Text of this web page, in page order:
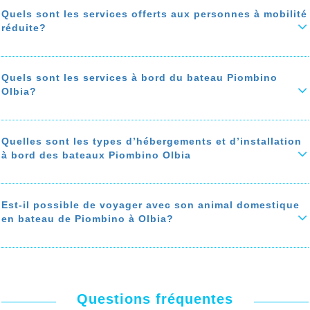
conseillée.
Si le prix du billet est important, la souscription à une assurance
l'assurance d’annulation du voyage Piombino Olbia en bateau?'
Quels sont les services offerts aux personnes à mobilité
réduite?
Les bateaux de la traversée Piombino Olbia sont équipés
Des fauteuils roulants sont à votre disposition gratuitement pour
accéder à votre cabine.
mobilité réduite?'
Quels sont les services à bord du bateau Piombino
Olbia?
Parmi les services à bord du bateau Piombino Olbia: restaurant,
de jeux pour enfant, salle de prière, zone fumeur,
En savoir plus sur 'Quels sont les services à bord du bateau
Quelles sont les types d’hébergements et d’installation
à bord des bateaux Piombino Olbia
Parmi les types d’hébergements disponibles à bord du bateau
chambres privées ou partagées, les suites, les couchettes.
En savoir plus sur 'Quelles sont les types d’hébergements et
Est-il possible de voyager avec son animal domestique
en bateau de Piombino à Olbia?
Oui, les animaux domestiques (chat, chien…) sont autorisés à
domestique en bateau de Piombino à Olbia?'
Questions fréquentes